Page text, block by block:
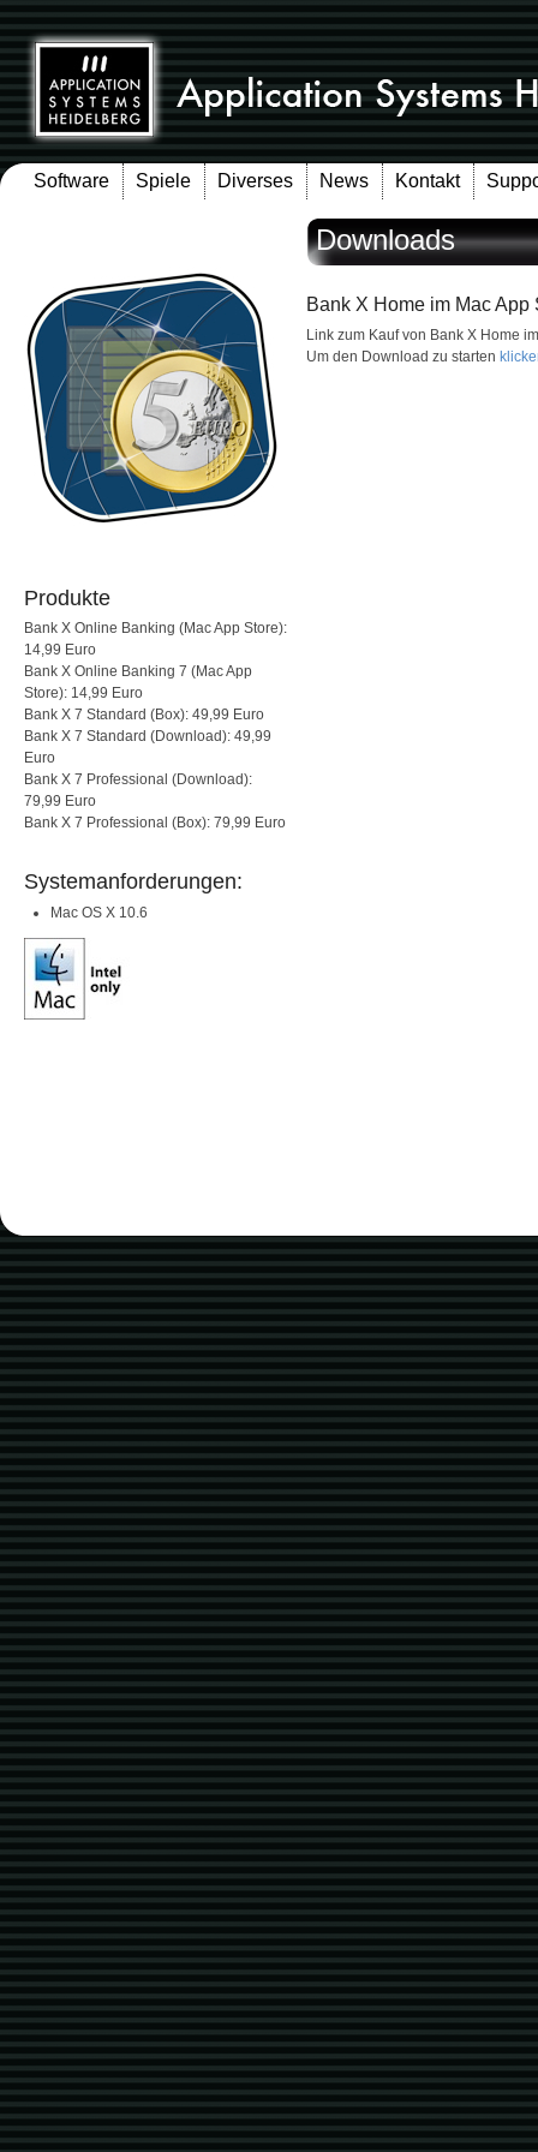
Software Spiele Diverses News Kontakt
Produkte
Bank X Online Banking (Mac App Store):
14,99 Euro
Bank X Online Banking 7 (Mac App
Store): 14,99 Euro
Bank X 7 Standard (Box): 49,99 Euro
Bank X 7 Standard (Download): 49,99
Euro
Bank X 7 Professional (Download):
79,99 Euro
Bank X 7 Professional (Box): 79,99 Euro
Systemanforderungen:
Mac OS X 10.6
Downloads
Bank X Home im Mac App
Link zum Kauf von Bank X Home
Um den Download zu starten